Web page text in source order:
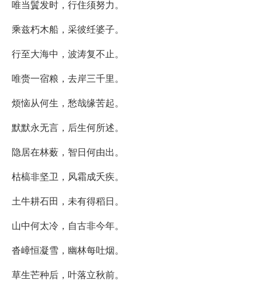
唯当鬒发时，行住须努力。
乘兹朽木船，采彼纴婆子。
行至大海中，波涛复不止。
唯赍一宿粮，去岸三千里。
烦恼从何生，愁哉缘苦起。
默默永无言，后生何所述。
隐居在林薮，智日何由出。
枯槁非坚卫，风霜成夭疾。
土牛耕石田，未有得稻日。
山中何太冷，自古非今年。
沓嶂恒凝雪，幽林每吐烟。
草生芒种后，叶落立秋前。